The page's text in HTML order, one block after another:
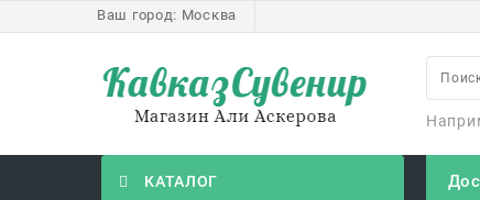
Ваш город: Москва
КАТАЛОГ